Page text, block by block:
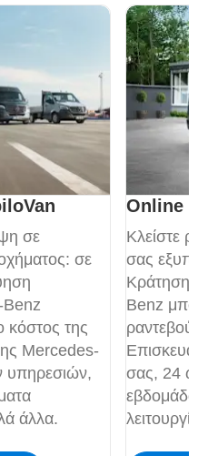
σε
σε
Benz
κόστος της
Mercedes-
υπηρεσιών,
άλλα.
Online
Κλείστε
σας
Κράτηση
Benz
σας, 24